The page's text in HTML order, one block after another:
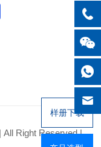
样册下载
All Right Reserved |